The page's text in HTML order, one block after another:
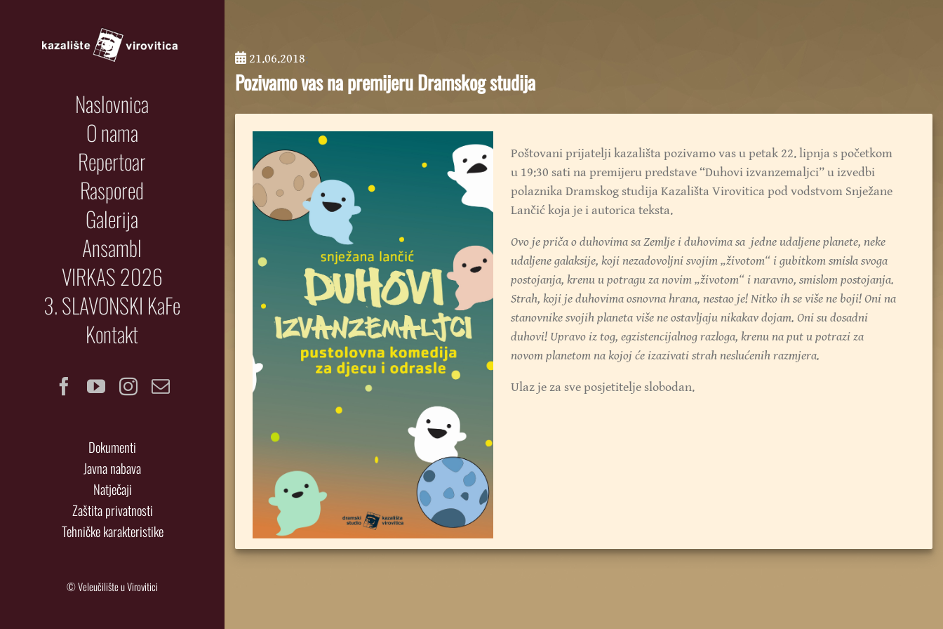
Naslovnica
O nama
Repertoar
Raspored
Galerija
Ansambl
VIRKAS 2026
3. SLAVONSKI KaFe
Kontakt
Facebook
YouTubeInstagram
Email
Dokumenti
Javna nabava
Natječaji
Zaštita privatnosti
Tehničke karakteristike
© Veleučilište u Virovitici
21.06.2018;
Pozivamo vas na premijeru Dramskog studija
Poštovani prijatelji kazališta pozivamo vas u petak 22. lipnja s početkom
u 19:30 sati na premijeru predstave “Duhovi izvanzemaljci” u izvedbi
polaznika Dramskog studija Kazališta Virovitica pod vodstvom Snježane
Lančić koja je i autorica teksta.
Ovo je priča o duhovima sa Zemlje i duhovima sa jedne udaljene planete, neke
udaljene galaksije, koji nezadovoljni svojim „životom“ i gubitkom smisla svoga
postojanja, krenu u potragu za novim „životom“ i naravno, smislom postojanja.
Strah, koji je duhovima osnovna hrana, nestao je! Nitko ih se više ne boji! Oni na
stanovnike svojih planeta više ne ostavljaju nikakav dojam. Oni su dosadni
duhovi! Upravo iz tog, egzistencijalnog razloga, krenu na put u potrazi za
novom planetom na kojoj će izazivati strah neslućenih razmjera.
Ulaz je za sve posjetitelje slobodan.